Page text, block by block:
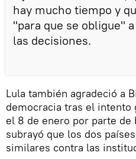
hay mucho tiempo y
"para que se obligue"
las decisiones.
Lula también agradeció a
democracia tras el
el 8 de enero por parte
subrayó que los dos
similares contra las